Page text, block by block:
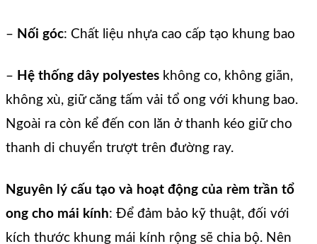
– Nối góc: Chất liệu nhựa cao cấp tạo khung bao
– Hệ thống dây polyestes không co, không giãn,
không xù, giữ căng tấm vải tổ ong với khung bao.
Ngoài ra còn kể đến con lăn ở thanh kéo giữ cho
thanh di chuyển trượt trên đường ray.
Nguyên lý cấu tạo và hoạt động của rèm trần tổ
ong cho mái kính: Để đảm bảo kỹ thuật, đối với
kích thước khung mái kính rộng sẽ chia bộ. Nên